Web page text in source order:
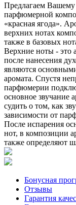
Предлагаем
парфюмерной
«красная ягода».
верхних нотах
также в базовых
Верхние ноты - это
после нанесения
являются
аромата. Спустя
парфюмерии
основное звучание
судить о том, как
зависимости от
После испарения
нот, в композиции
также определяют
Бонусная
Отзывы
Гарантия